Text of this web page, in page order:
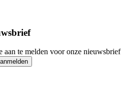
te melden voor onze nieuwsbrief